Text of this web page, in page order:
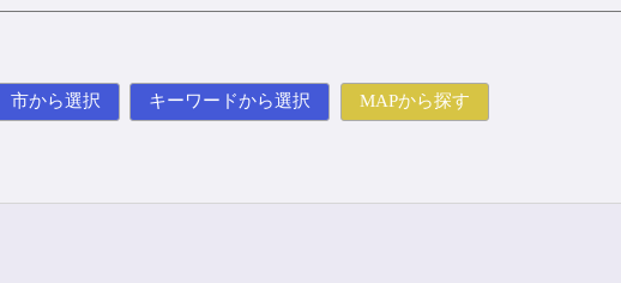
市から選択 キーワードから選択 MAPから探す